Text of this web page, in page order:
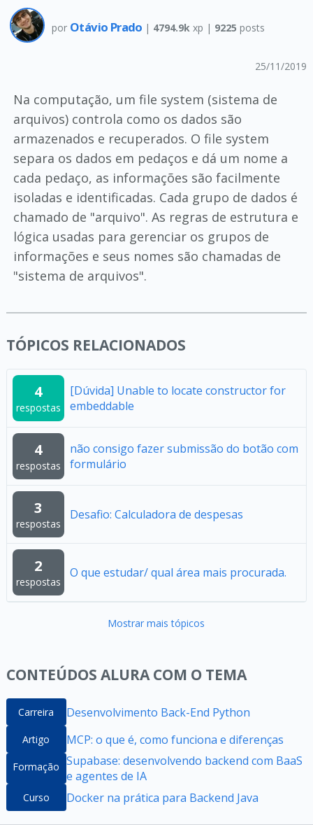
por Otávio Prado | 4794.9k xp | 9225 posts
25/11/2019
Na computação, um file system (sistema de
arquivos) controla como os dados são
armazenados e recuperados. O file system
separa os dados em pedaços e dá um nome a
cada pedaço, as informações são facilmente
isoladas e identificadas. Cada grupo de dados é
chamado de "arquivo". As regras de estrutura e
lógica usadas para gerenciar os grupos de
informações e seus nomes são chamadas de
"sistema de arquivos".
TÓPICOS RELACIONADOS
4
respostas
[Dúvida] Unable to locate constructor for
embeddable
4
respostas
não consigo fazer submissão do botão com
formulário
3
respostas
Desafio: Calculadora de despesas
2
respostas
O que estudar/ qual área mais procurada.
Mostrar mais tópicos
CONTEÚDOS ALURA COM O TEMA
Carreira Desenvolvimento Back-End Python
Artigo MCP: o que é, como funciona e diferenças
Formação Supabase: desenvolvendo backend com BaaS
e agentes de IA
Curso Docker na prática para Backend Java